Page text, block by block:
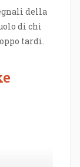
della
di chi
tardi.